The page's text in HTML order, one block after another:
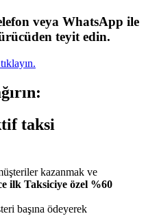
veya WhatsApp ile
teyit edin.
taksi
kazanmak ve
ilk Taksiciye özel %60
başına ödeyerek